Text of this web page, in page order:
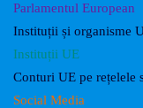
Parlamentul European
Instituții și organisme
Instituții UE
Conturi UE pe rețelele
Social Media